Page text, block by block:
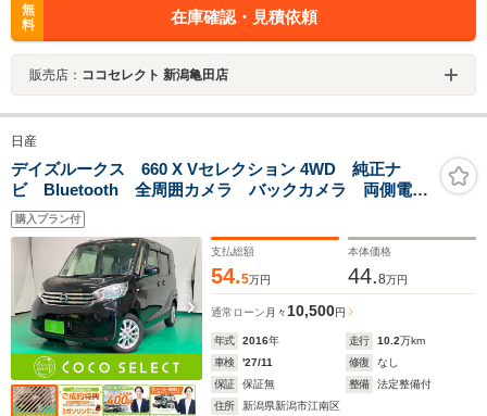
無
料
在庫確認・見積依頼
販売店： ココセレクト 新潟亀田店
日産
デイズルークス 660 X Vセレクション 4WD 純正ナ
ビ Bluetooth 全周囲カメラ バックカメラ 両側電動
スライドドア スマートキー フルセグ アイドリング
ストップ 4WD
購入プラン付
支払総額
54.5万円
本体価格
44.8万円
通常ローン 月々 10,500円
年式 2016年 走行 10.2万km
車検
'27/11 修復
なし
保証
保証無 整備
法定整備付
住所
新潟県新潟市江南区